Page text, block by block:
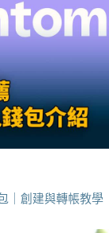
｜創建與轉帳教學